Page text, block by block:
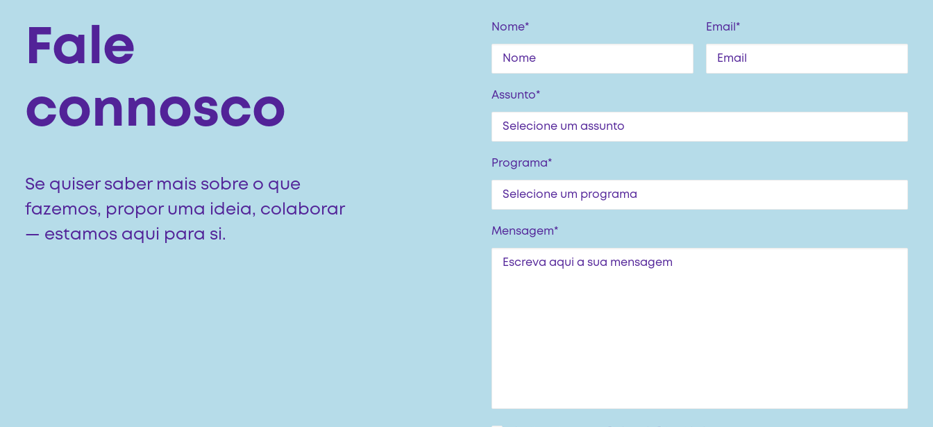
Fale
connosco
Se quiser saber mais sobre o que
fazemos, propor uma ideia, colaborar
— estamos aqui para si.
Nome* Email*
Assunto*
Programa*
Mensagem*